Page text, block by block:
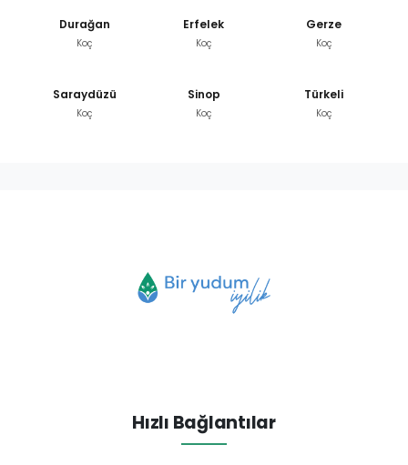
Durağan
Koç
Erfelek
Koç
Gerze
Koç
Saraydüzü
Koç
Sinop
Koç
Türkeli
Koç
Hızlı Bağlantılar